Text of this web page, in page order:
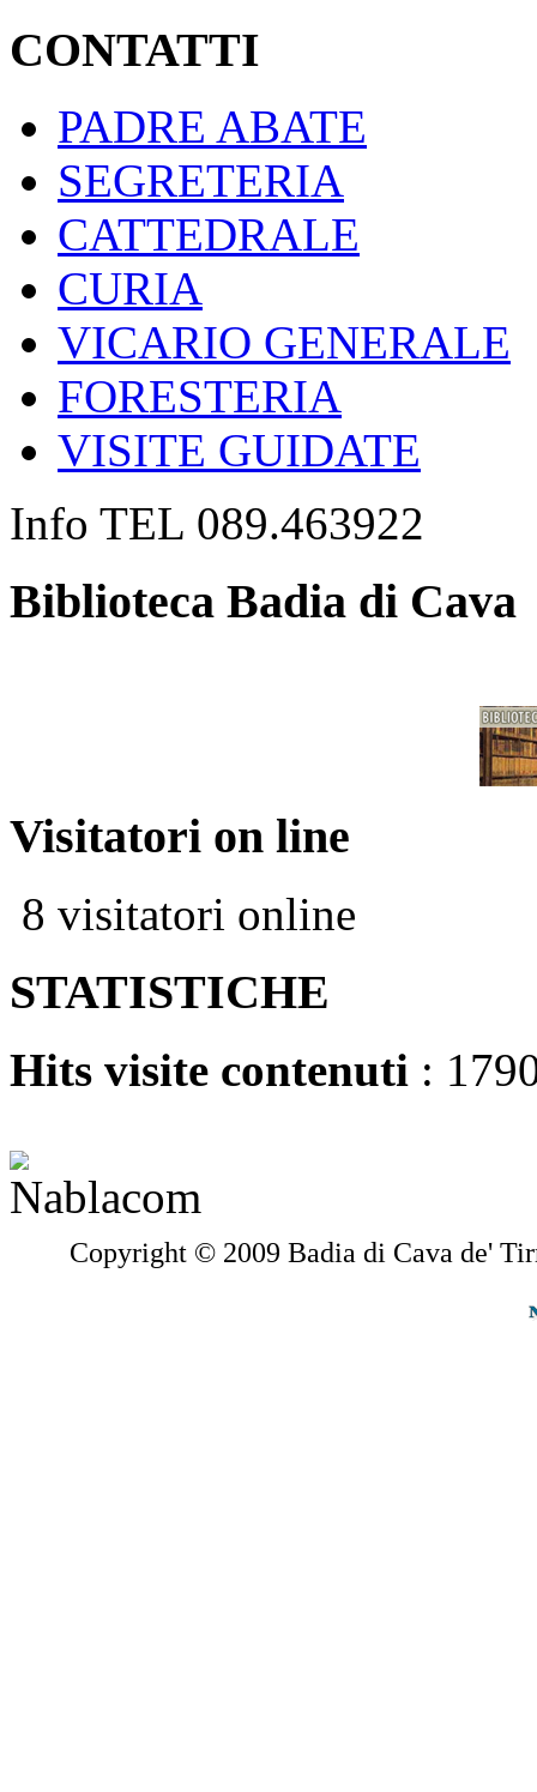
CONTATTI
PADRE ABATE
SEGRETERIA
CATTEDRALE
CURIA
VICARIO GENERALE
FORESTERIA
VISITE GUIDATE
Info TEL 089.463922
Biblioteca Badia di Cava
Visitatori on line
8 visitatori online
STATISTICHE
Hits visite contenuti :
Copyright © 2009 Badia di Cava de'